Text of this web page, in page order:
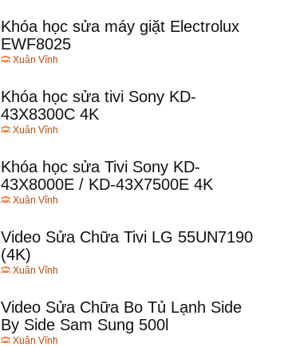
Khóa học sửa máy giặt Electrolux
EWF8025
Xuân Vĩnh
Khóa học sửa tivi Sony KD-
43X8300C 4K
Xuân Vĩnh
Khóa học sửa Tivi Sony KD-
43X8000E / KD-43X7500E 4K
Xuân Vĩnh
Video Sửa Chữa Tivi LG 55UN7190
(4K)
Xuân Vĩnh
Video Sửa Chữa Bo Tủ Lạnh Side
By Side Sam Sung 500l
Xuân Vĩnh